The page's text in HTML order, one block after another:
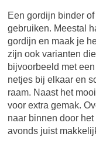
Een gordijn binder
gebruiken. Meestal
gordijn en maak je
zijn ook varianten
bijvoorbeeld met
netjes bij elkaar en
raam. Naast het
voor extra gemak.
naar binnen door
avonds juist